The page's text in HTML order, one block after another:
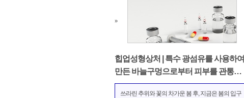
»
힙업성형상처 | 특수 광섬유를 사용하여
만든 바늘구멍으로부터 피부를 관통하
는 상처는 거의 없습니다
쓰라린 추위와 꽃의 차가운 봄 후, 지금은 봄의 입구